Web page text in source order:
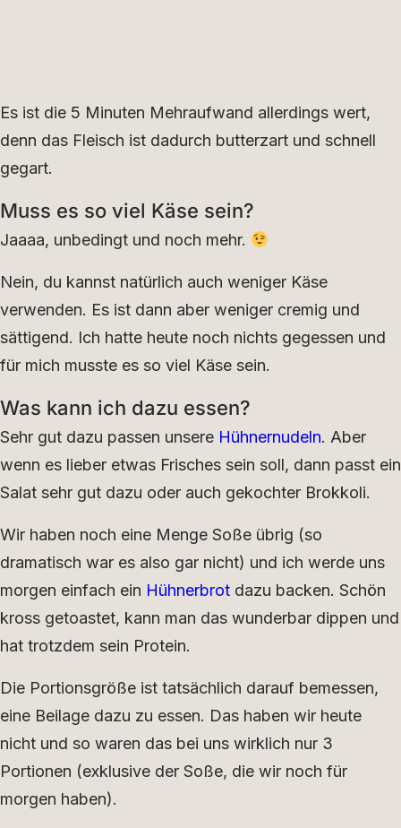
Es ist die 5 Minuten Mehraufwand allerdings wert,
denn das Fleisch ist dadurch butterzart und schnell
gegart.
Muss es so viel Käse sein?
Jaaaa, unbedingt und noch mehr.
Nein, du kannst natürlich auch weniger Käse
verwenden. Es ist dann aber weniger cremig und
sättigend. Ich hatte heute noch nichts gegessen und
für mich musste es so viel Käse sein.
Was kann ich dazu essen?
Sehr gut dazu passen unsere Hühnernudeln. Aber
wenn es lieber etwas Frisches sein soll, dann passt ein
Salat sehr gut dazu oder auch gekochter Brokkoli.
Wir haben noch eine Menge Soße übrig (so
dramatisch war es also gar nicht) und ich werde uns
morgen einfach ein Hühnerbrot dazu backen. Schön
kross getoastet, kann man das wunderbar dippen und
hat trotzdem sein Protein.
Die Portionsgröße ist tatsächlich darauf bemessen,
eine Beilage dazu zu essen. Das haben wir heute
nicht und so waren das bei uns wirklich nur 3
Portionen (exklusive der Soße, die wir noch für
morgen haben).